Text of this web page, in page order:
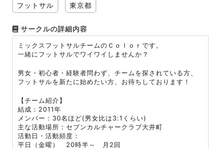
フットサル 東京都
サークルの詳細内容
ミックスフットサルチームのＣｏｌｏｒです。
一緒にフットサルでワイワイしませんか？
男女・初心者・経験者問わず、チームを探されている方、
フットサルを新たに始めたい方、お待ちしております！
【チーム紹介】
結成：2011年
メンバー：30名ほど(男女比は3:1くらい)
主な活動場所：セブンカルチャークラブ大井町
活動日・活動頻度：
平日（金曜） 20時半～ 月2回